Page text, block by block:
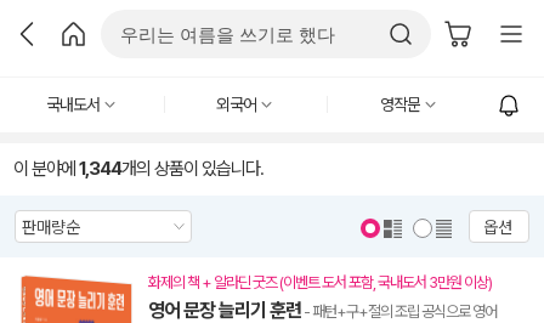
국내도서 외국어 영작문
이 분야에 1,344개의 상품이 있습니다.
옵션
화제의 책 + 알라딘 굿즈 (이벤트 도서 포함, 국내도서 3만원 이상)
영어 문장 늘리기 훈련 - 패턴+구+절의 조립 공식으로 영어